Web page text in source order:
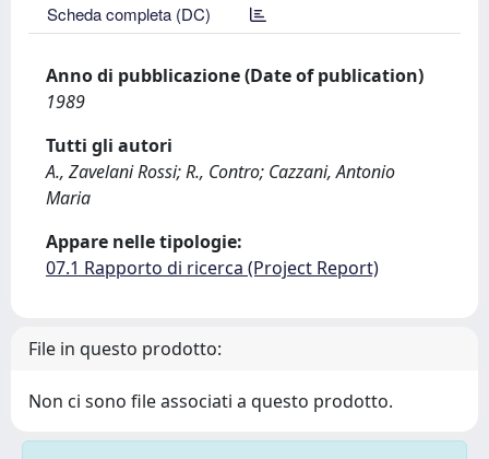
Scheda completa (DC)
Anno di pubblicazione (Date of publication)
1989
Tutti gli autori
A., Zavelani Rossi; R., Contro; Cazzani, Antonio
Maria
Appare nelle tipologie:
07.1 Rapporto di ricerca (Project Report)
File in questo prodotto:
Non ci sono file associati a questo prodotto.